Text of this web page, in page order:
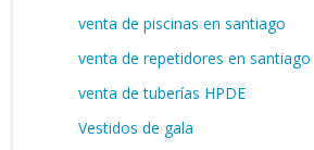
venta de piscinas en santiago
venta de repetidores en santiago
venta de tuberías HPDE
Vestidos de gala